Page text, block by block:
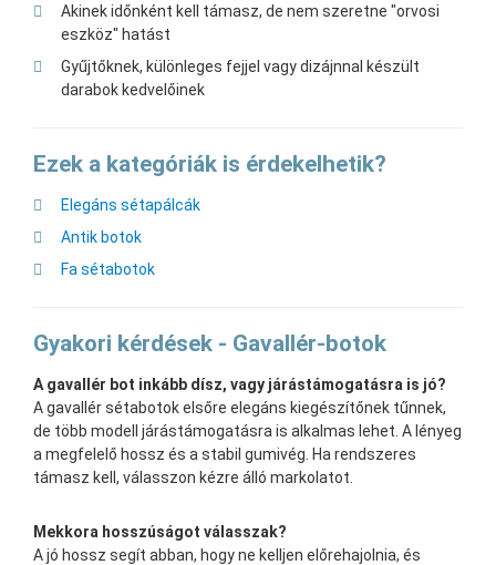
Akinek időnként kell támasz, de nem szeretne "orvosi
eszköz" hatást
Gyűjtőknek, különleges fejjel vagy dizájnnal készült
darabok kedvelőinek
Ezek a kategóriák is érdekelhetik?
Elegáns sétapálcák
Antik botok
Fa sétabotok
Gyakori kérdések - Gavallér-botok
A gavallér bot inkább dísz, vagy járástámogatásra is jó?
A gavallér sétabotok elsőre elegáns kiegészítőnek tűnnek,
de több modell járástámogatásra is alkalmas lehet. A lényeg
a megfelelő hossz és a stabil gumivég. Ha rendszeres
támasz kell, válasszon kézre álló markolatot.
Mekkora hosszúságot válasszak?
A jó hossz segít abban, hogy ne kelljen előrehajolnia, és